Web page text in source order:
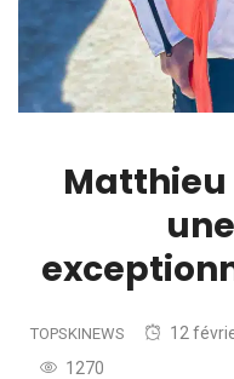
Matthieu
TOPSKINEWS 12
1270